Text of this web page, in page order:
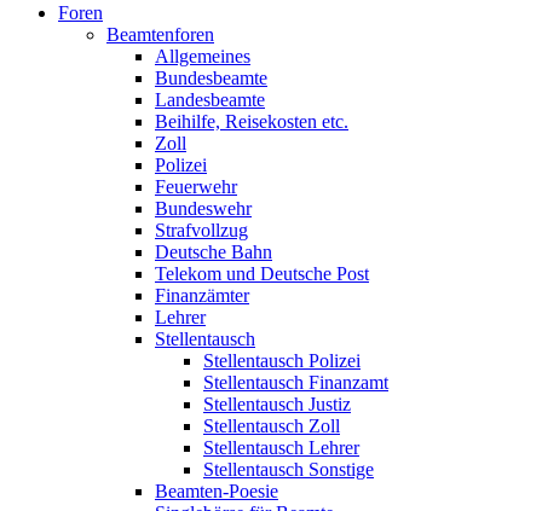
Foren
Beamtenforen
Allgemeines
Bundesbeamte
Landesbeamte
Beihilfe, Reisekosten etc.
Zoll
Polizei
Feuerwehr
Bundeswehr
Strafvollzug
Deutsche Bahn
Telekom und Deutsche Post
Finanzämter
Lehrer
Stellentausch
Stellentausch Polizei
Stellentausch Finanzamt
Stellentausch Justiz
Stellentausch Zoll
Stellentausch Lehrer
Stellentausch Sonstige
Beamten-Poesie